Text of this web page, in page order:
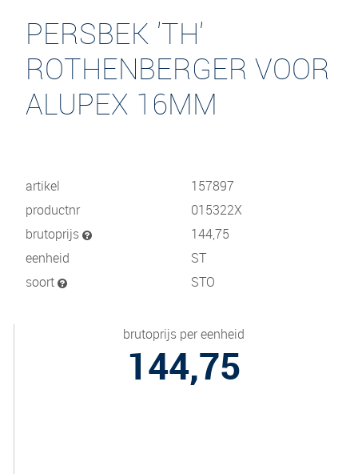
PERSBEK 'TH'
ROTHENBERGER VOOR
ALUPEX 16MM
artikel
157897
productnr
015322X
brutoprijs
144,75
eenheid
ST
soort
STO
brutoprijs per eenheid
144,75